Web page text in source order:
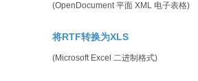
(OpenDocument 平面 XML 电子表格)
将RTF转换为XLS
(Microsoft Excel 二进制格式)